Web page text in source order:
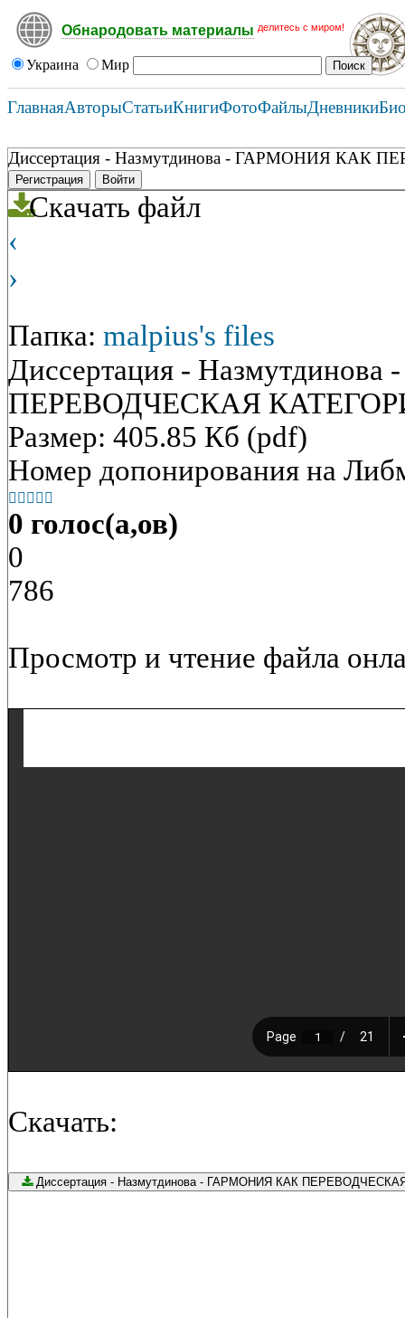
Обнародовать материалы делитесь с миром!
Украина Мир
ГлавнаяАвторыСтатьиКнигиФотоФайлыДневники
Диссертация - Назмутдинова - ГАРМОНИЯ КАК
Регистрация Войти
Скачать файл
‹
›
Папка: malpius's files
Диссертация -
ПЕРЕВОДЧЕСКАЯ
Размер: 405.85 Кб (pdf)
Номер допонирования на
    
0 голос(а,ов)
0
786
Просмотр и чтение файла
Скачать:
Диссертация - Назмутдинова - ГАРМОНИЯ КАК ПЕРЕВОДЧЕСКАЯ